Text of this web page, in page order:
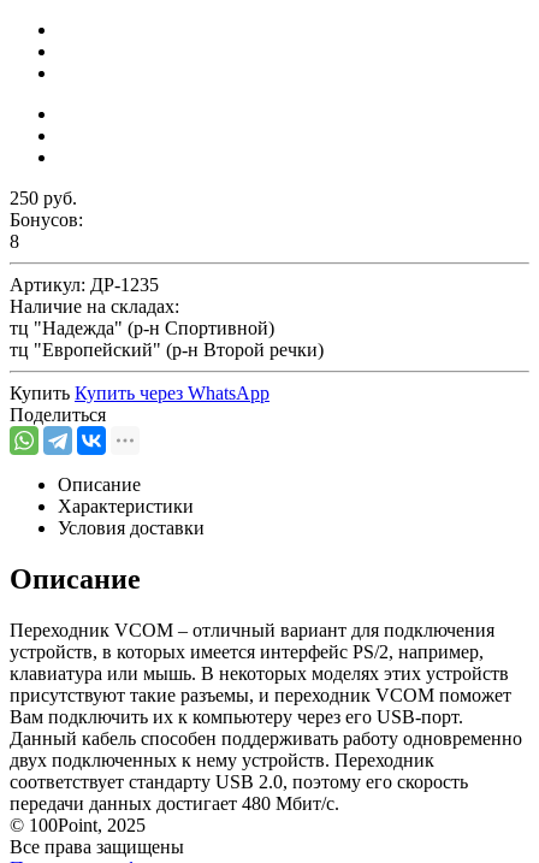
250 руб.
Бонусов:
8
Артикул: ДР-1235
Наличие на складах:
тц "Надежда" (р-н Спортивной)
тц "Европейский" (р-н Второй речки)
Купить Купить через WhatsApp
Поделиться
Описание
Характеристики
Условия доставки
Описание
Переходник VCOM – отличный вариант для подключения
устройств, в которых имеется интерфейс PS/2, например,
клавиатура или мышь. В некоторых моделях этих устройств
присутствуют такие разъемы, и переходник VCOM поможет
Вам подключить их к компьютеру через его USB-порт.
Данный кабель способен поддерживать работу одновременно
двух подключенных к нему устройств. Переходник
соответствует стандарту USB 2.0, поэтому его скорость
передачи данных достигает 480 Мбит/с.
© 100Point, 2025
Все права защищены